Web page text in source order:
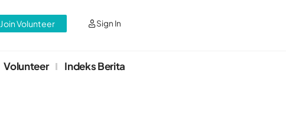
Sign In
Join Volunteer
Volunteer Indeks Berita